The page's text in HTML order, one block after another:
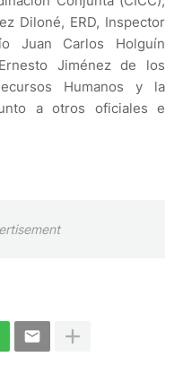
Diloné, ERD, Inspector
Juan Carlos Holguín
Jiménez de los
Humanos y la
a otros oficiales e